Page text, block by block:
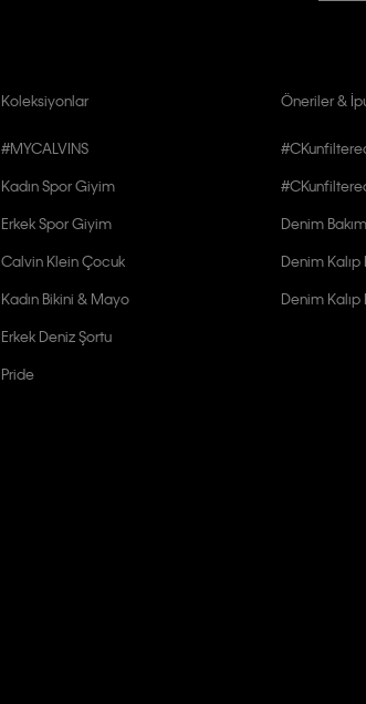
Koleksiyonlar
#MYCALVINS
Kadın Spor Giyim
Erkek Spor Giyim
Calvin Klein Çocuk
Kadın Bikini & Mayo
Erkek Deniz Şortu
Pride
Öneriler &
Denim
Denim Kalıp
Denim Kalıp